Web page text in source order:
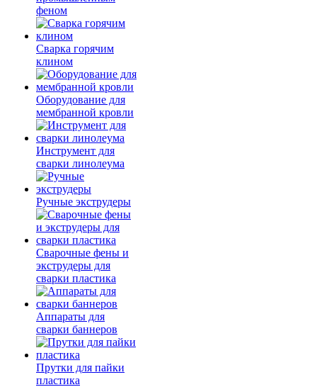
феном
Сварка горячим
клином
Оборудование для
мембранной кровли
Инструмент для
сварки линолеума
Ручные экструдеры
Сварочные фены и
экструдеры для
сварки пластика
Аппараты для
сварки баннеров
Прутки для пайки
пластика